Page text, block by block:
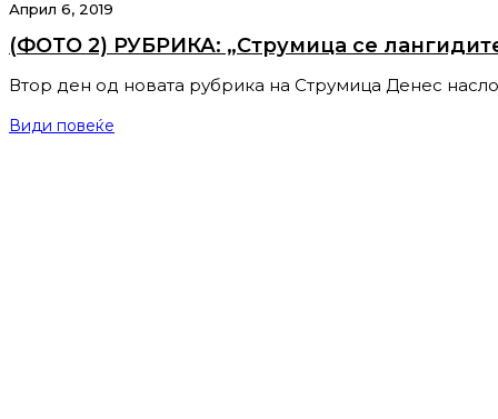
Април 6, 2019
(ФОТО 2) РУБРИКА: „Струмица се
Втор ден од новата рубрика на Струмица Денес
Види повеќе